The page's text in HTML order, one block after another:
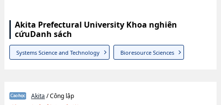
Akita Prefectural University Khoa nghiên
cứuDanh sách
Systems Science and Technology Bioresource Sciences
Akita / Công lập